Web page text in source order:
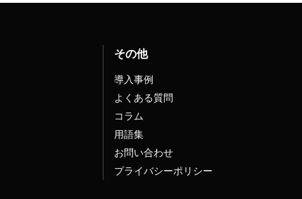
その他
導入事例
よくある質問
コラム
用語集
お問い合わせ
プライバシーポリシー